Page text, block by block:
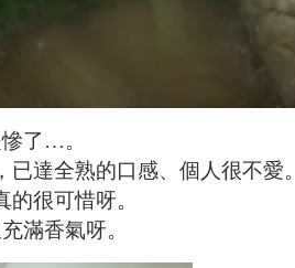
了 …。
達全熟的口感、個人很不愛。
很可惜呀。
滿香氣呀。